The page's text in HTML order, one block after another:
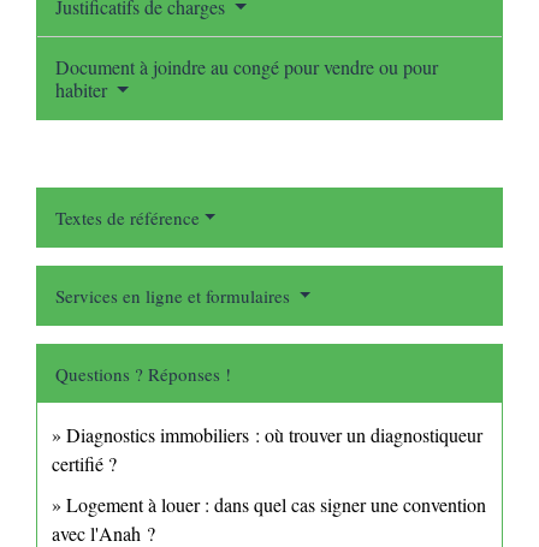
Justificatifs de charges
Document à joindre au congé pour vendre ou pour
habiter
Textes de référence
Services en ligne et formulaires
Questions ? Réponses !
Diagnostics immobiliers : où trouver un diagnostiqueur
certifié ?
Logement à louer : dans quel cas signer une convention
avec l'Anah ?